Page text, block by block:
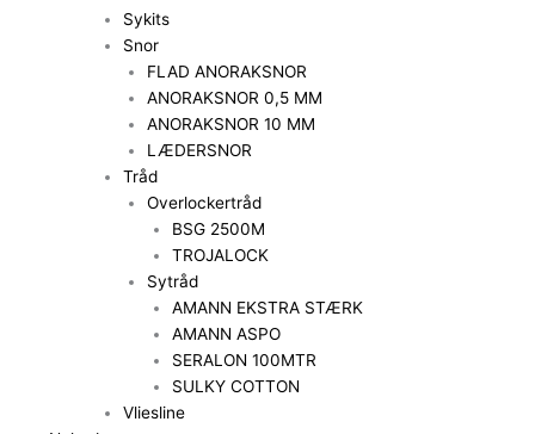
Sykits
Snor
FLAD ANORAKSNOR
ANORAKSNOR 0,5 MM
ANORAKSNOR 10 MM
LÆDERSNOR
Tråd
Overlockertråd
BSG 2500M
TROJALOCK
Sytråd
AMANN EKSTRA STÆRK
AMANN ASPO
SERALON 100MTR
SULKY COTTON
Vliesline